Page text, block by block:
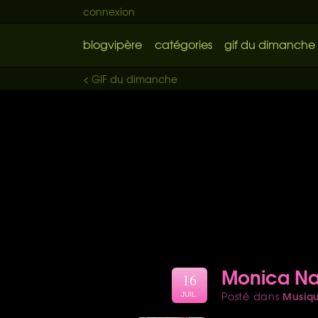
connexion
blogvipère catégories gif du dimanche
< GIF du dimanche
Monica
Posté dans
16
JUIL.